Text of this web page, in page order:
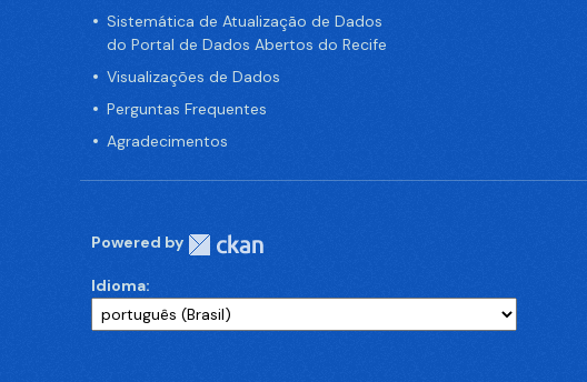
Sistemática de Atualização de Dados
do Portal de Dados Abertos do Recife
Visualizações de Dados
Perguntas Frequentes
Agradecimentos
Powered by
Idioma